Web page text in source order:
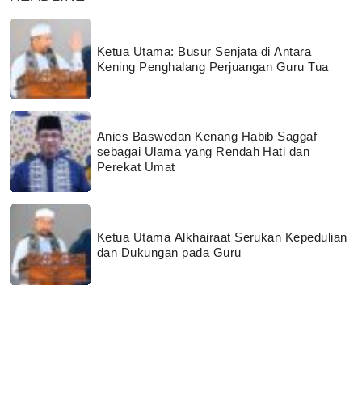
Ketua Utama: Busur Senjata di Antara
Kening Penghalang Perjuangan Guru Tua
Anies Baswedan Kenang Habib Saggaf
sebagai Ulama yang Rendah Hati dan
Perekat Umat
Ketua Utama Alkhairaat Serukan Kepedulian
dan Dukungan pada Guru